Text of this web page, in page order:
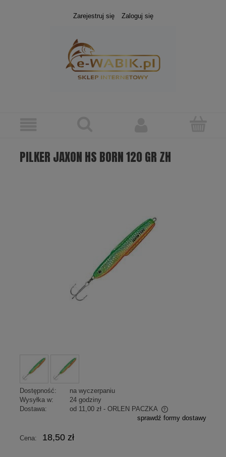
Zarejestruj się Zaloguj się
PILKER JAXON HS BORN 120 GR ZH
Dostępność:
na wyczerpaniu
Wysyłka w:
24 godziny
Dostawa:
od 11,00 zł - ORLEN PACZKA
Cena nie zawiera ewentualnych kosztów płatności
sprawdź formy dostawy
Cena: 18,50 zł